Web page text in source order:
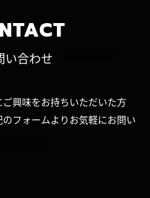
い合わせ
興味をお持ちいただいた方
フォームよりお気軽にお問い